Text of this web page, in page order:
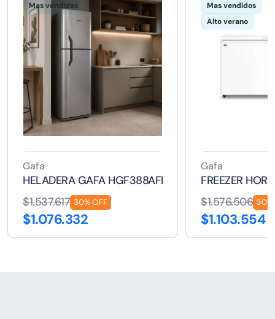
Mas vendidos
Gafa
HELADERA GAFA HGF388AFP 374 LTS
$1.537.617 30% OFF
$1.076.332
Mas vendidos
Alto verano
Gafa
FREEZER
$1.576.506 30%
$1.103.554